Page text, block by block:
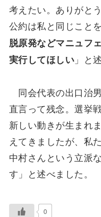
考えたい。ありがと
公約は私と同じこと
脱原発などマニュフ
実行してほしい 」と
同会代表の出口治
直言って残念。選挙
新しい動きが生まれ
えてきましたが、私
中村さんという立派
す」と述べました。
0